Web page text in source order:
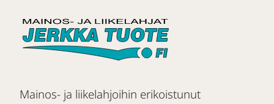
Mainos- ja liikelahjoihin erikoistunut